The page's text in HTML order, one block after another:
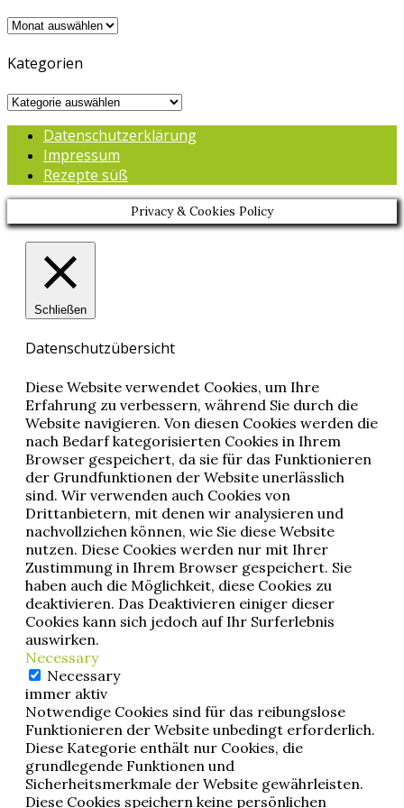
Archiv
Kategorien
Kategorien
Datenschutzerklärung
Impressum
Rezepte süß
Privacy & Cookies Policy
Schließen
Datenschutzübersicht
Diese Website verwendet Cookies, um Ihre
Erfahrung zu verbessern, während Sie durch die
Website navigieren. Von diesen Cookies werden die
nach Bedarf kategorisierten Cookies in Ihrem
Browser gespeichert, da sie für das Funktionieren
der Grundfunktionen der Website unerlässlich
sind. Wir verwenden auch Cookies von
Drittanbietern, mit denen wir analysieren und
nachvollziehen können, wie Sie diese Website
nutzen. Diese Cookies werden nur mit Ihrer
Zustimmung in Ihrem Browser gespeichert. Sie
haben auch die Möglichkeit, diese Cookies zu
deaktivieren. Das Deaktivieren einiger dieser
Cookies kann sich jedoch auf Ihr Surferlebnis
auswirken.
Necessary
Necessary
immer aktiv
Notwendige Cookies sind für das reibungslose
Funktionieren der Website unbedingt erforderlich.
Diese Kategorie enthält nur Cookies, die
grundlegende Funktionen und
Sicherheitsmerkmale der Website gewährleisten.
Diese Cookies speichern keine persönlichen